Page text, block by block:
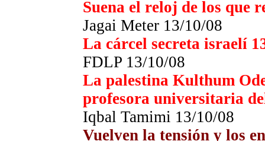
Suena el reloj de los que
Jagai Meter 13/10/08
La cárcel secreta israelí
FDLP 13/10/08
La palestina Kulthum
profesora universitaria
Iqbal Tamimi 13/10/08
Vuelven la tensión y los